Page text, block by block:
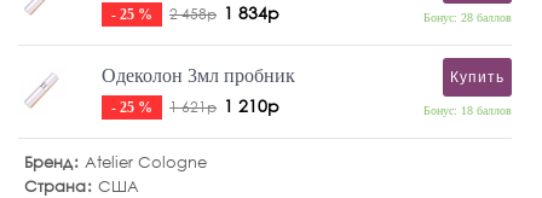
- 25 % 2 458р 1 834р Бонус: 28 баллов
Одеколон 3мл пробник
- 25 % 1 621р 1 210р
Купить
Бонус: 18 баллов
Бренд Atelier Cologne
Страна США